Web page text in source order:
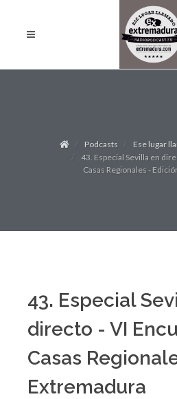
Podcasts
Ese lugar
43. Especial Sevilla en
Casas Regionales -
43. Especial
directo - VI
Casas
Extremadura